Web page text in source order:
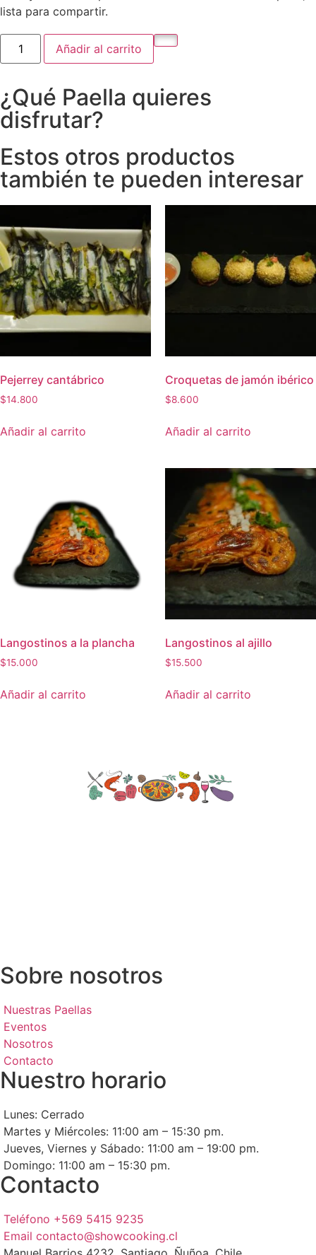
lista para compartir.
Añadir al carrito
¿Qué Paella quieres
disfrutar?
Estos otros productos
también te pueden interesar
Pejerrey cantábrico
$14.800
Añadir al carrito
Croquetas de jamón ibérico
$8.600
Añadir al carrito
Langostinos a la plancha
$15.000
Añadir al carrito
Langostinos al ajillo
$15.500
Añadir al carrito
Sobre nosotros
Nuestras Paellas
Eventos
Nosotros
Contacto
Nuestro horario
Lunes: Cerrado
Martes y Miércoles: 11:00 am – 15:30 pm.
Jueves, Viernes y Sábado: 11:00 am – 19:00 pm.
Domingo: 11:00 am – 15:30 pm.
Contacto
Teléfono +569 5415 9235
Email contacto@showcooking.cl